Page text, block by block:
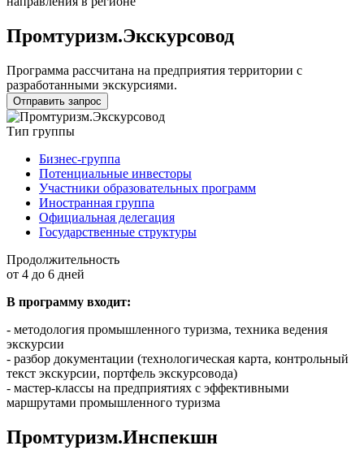
Промтуризм.Экскурсовод
Программа рассчитана на предприятия территории с
разработанными экскурсиями.
Отправить запрос
Тип группы
Бизнес-группа
Потенциальные инвесторы
Участники образовательных программ
Иностранная группа
Официальная делегация
Государственные структуры
Продолжительность
от 4 до 6 дней
В программу входит:
- методология промышленного туризма, техника ведения
экскурсии
- разбор документации (технологическая карта, контрольный
текст экскурсии, портфель экскурсовода)
- мастер-классы на предприятиях с эффективными
маршрутами промышленного туризма
Промтуризм.Инспекшн